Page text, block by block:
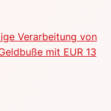
Verarbeitung von
mit EUR 13